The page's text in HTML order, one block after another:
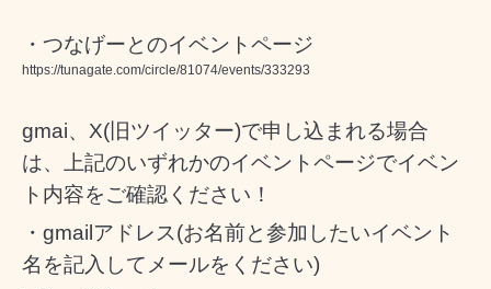
・つなげーとのイベントページ
https://tunagate.com/circle/81074/events/333293
gmai、X(旧ツイッター)で申し込まれる場合
は、上記のいずれかのイベントページでイベン
ト内容をご確認ください！
・gmailアドレス(お名前と参加したいイベント
名を記入してメールをください)